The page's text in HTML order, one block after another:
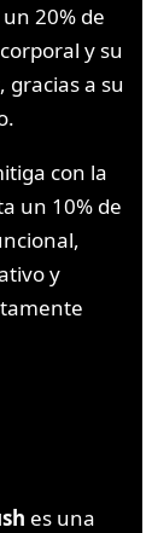
20% de
y su
a su
con la
un 10% de
y
es una